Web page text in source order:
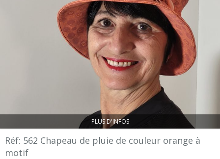
PLUS D'INFOS
Réf: 562 Chapeau de pluie de couleur orange à
motif